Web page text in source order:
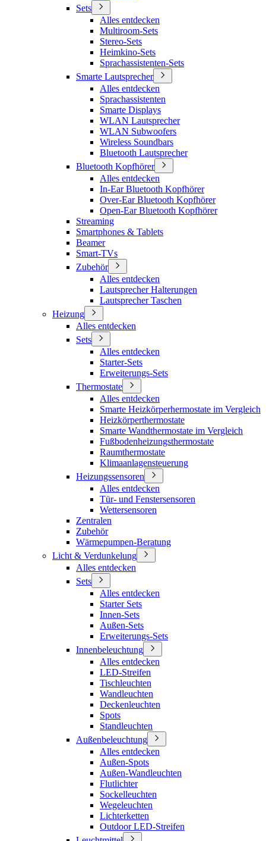
Sets
Alles entdecken
Multiroom-Sets
Stereo-Sets
Heimkino-Sets
Sprachassistenten-Sets
Smarte Lautsprecher
Alles entdecken
Sprachassistenten
Smarte Displays
WLAN Lautsprecher
WLAN Subwoofers
Wireless Soundbars
Bluetooth Lautsprecher
Bluetooth Kopfhörer
Alles entdecken
In-Ear Bluetooth Kopfhörer
Over-Ear Bluetooth Kopfhörer
Open-Ear Bluetooth Kopfhörer
Streaming
Smartphones & Tablets
Beamer
Smart-TVs
Zubehör
Alles entdecken
Lautsprecher Halterungen
Lautsprecher Taschen
Heizung
Alles entdecken
Sets
Alles entdecken
Starter-Sets
Erweiterungs-Sets
Thermostate
Alles entdecken
Smarte Heizkörperhermostate im Vergleich
Heizkörperthermostate
Smarte Wandthermostate im Vergleich
Fußbodenheizungsthermostate
Raumthermostate
Klimaanlagensteuerung
Heizungssensoren
Alles entdecken
Tür- und Fenstersensoren
Wettersensoren
Zentralen
Zubehör
Wärmepumpen-Beratung
Licht & Verdunkelung
Alles entdecken
Sets
Alles entdecken
Starter Sets
Innen-Sets
Außen-Sets
Erweiterungs-Sets
Innenbeleuchtung
Alles entdecken
LED-Streifen
Tischleuchten
Wandleuchten
Deckenleuchten
Spots
Standleuchten
Außenbeleuchtung
Alles entdecken
Außen-Spots
Außen-Wandleuchten
Flutlichter
Sockelleuchten
Wegeleuchten
Lichterketten
Outdoor LED-Streifen